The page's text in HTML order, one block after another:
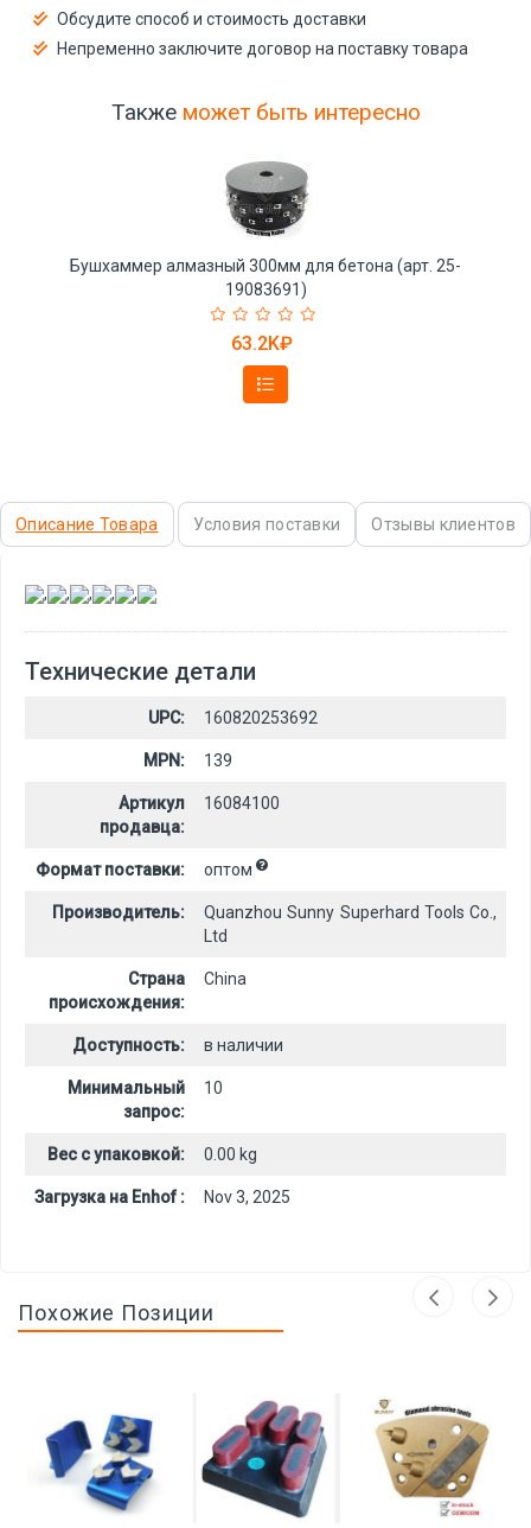
Обсудите способ и стоимость доставки
Непременно заключите договор на поставку товара
Также может быть интересно
Бушхаммер алмазный 300мм для бетона (арт. 25-
19083691)
63.2K₽
Описание Товара Условия поставки Отзывы клиентов
, , , , ,
Технические детали
UPC: 160820253692
MPN: 139
Артикул
продавца:
16084100
Формат поставки: оптом
Производитель:
Quanzhou Sunny Superhard Tools Co.,
Ltd
Страна
происхождения:
China
Доступность: в наличии
Минимальный
запрос:
10
Вес с упаковкой: 0.00 kg
Загрузка на Enhof : Nov 3, 2025
Похожие Позиции